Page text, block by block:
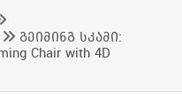
გეიმინგ სკამი:
Chair with 4D